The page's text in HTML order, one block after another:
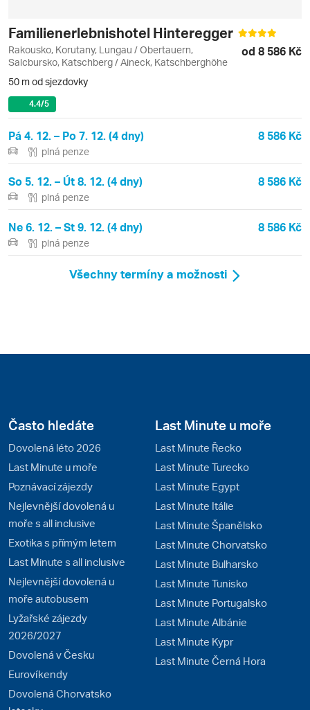
Familienerlebnishotel Hinteregger
Rakousko, Korutany, Lungau / Obertauern,
Salcbursko, Katschberg / Aineck, Katschberghöhe
od 8 586 Kč
50 m od sjezdovky
4.4/5
Pá 4. 12. – Po 7. 12. (4 dny) 8 586 Kč
plná penze
So 5. 12. – Út 8. 12. (4 dny) 8 586 Kč
plná penze
Ne 6. 12. – St 9. 12. (4 dny) 8 586 Kč
plná penze
Všechny termíny a možnosti
Často hledáte
Dovolená léto 2026
Last Minute u moře
Poznávací zájezdy
Nejlevnější dovolená u
moře s all inclusive
Exotika s přímým letem
Last Minute s all inclusive
Nejlevnější dovolená u
moře autobusem
Lyžařské zájezdy
2026/2027
Dovolená v Česku
Eurovíkendy
Dovolená Chorvatsko
Last Minute u moře
Last Minute Řecko
Last Minute Turecko
Last Minute Egypt
Last Minute Itálie
Last Minute Španělsko
Last Minute Chorvatsko
Last Minute Bulharsko
Last Minute Tunisko
Last Minute Portugalsko
Last Minute Albánie
Last Minute Kypr
Last Minute Černá Hora